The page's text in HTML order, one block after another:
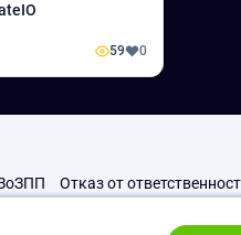
59 0
Отказ от